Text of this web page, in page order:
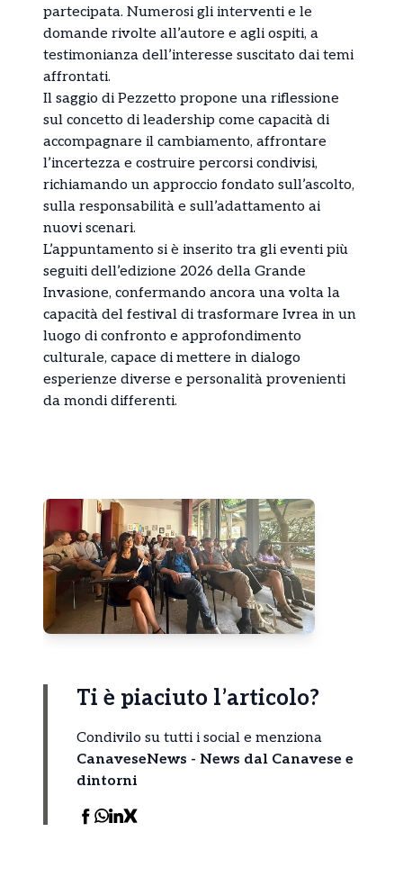
partecipata. Numerosi gli interventi e le
domande rivolte all’autore e agli ospiti, a
testimonianza dell’interesse suscitato dai temi
affrontati.
Il saggio di Pezzetto propone una riflessione
sul concetto di leadership come capacità di
accompagnare il cambiamento, affrontare
l’incertezza e costruire percorsi condivisi,
richiamando un approccio fondato sull’ascolto,
sulla responsabilità e sull’adattamento ai
nuovi scenari.
L’appuntamento si è inserito tra gli eventi più
seguiti dell’edizione 2026 della Grande
Invasione, confermando ancora una volta la
capacità del festival di trasformare Ivrea in un
luogo di confronto e approfondimento
culturale, capace di mettere in dialogo
esperienze diverse e personalità provenienti
da mondi differenti.
Ti è piaciuto l’articolo?
Condivilo su tutti i social e menziona
CanaveseNews - News dal Canavese e
dintorni